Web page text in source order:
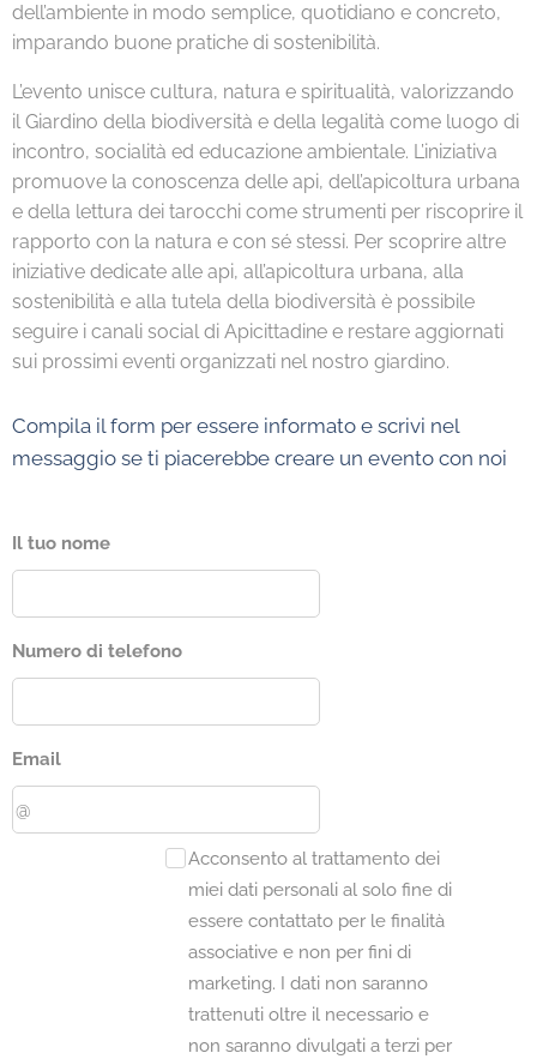
dell’ambiente in modo semplice, quotidiano e concreto,
imparando buone pratiche di sostenibilità.
L’evento unisce cultura, natura e spiritualità, valorizzando
il Giardino della biodiversità e della legalità come luogo di
incontro, socialità ed educazione ambientale. L’iniziativa
promuove la conoscenza delle api, dell’apicoltura urbana
e della lettura dei tarocchi come strumenti per riscoprire il
rapporto con la natura e con sé stessi. Per scoprire altre
iniziative dedicate alle api, all’apicoltura urbana, alla
sostenibilità e alla tutela della biodiversità è possibile
seguire i canali social di Apicittadine e restare aggiornati
sui prossimi eventi organizzati nel nostro giardino.
Compila il form per essere informato e scrivi nel
messaggio se ti piacerebbe creare un evento con noi
Il tuo nome
Numero di telefono
Email
Acconsento al trattamento dei
miei dati personali al solo fine di
essere contattato per le finalità
associative e non per fini di
marketing. I dati non saranno
trattenuti oltre il necessario e
non saranno divulgati a terzi per